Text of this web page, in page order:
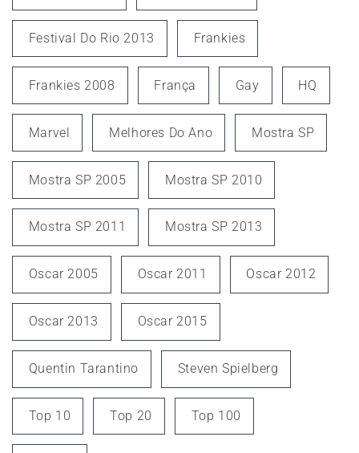
Festival Do Rio 2013 Frankies
Frankies 2008 França Gay HQ
Marvel Melhores Do Ano Mostra SP
Mostra SP 2005 Mostra SP 2010
Mostra SP 2011 Mostra SP 2013
Oscar 2005 Oscar 2011 Oscar 2012
Oscar 2013 Oscar 2015
Quentin Tarantino Steven Spielberg
Top 10 Top 20 Top 100